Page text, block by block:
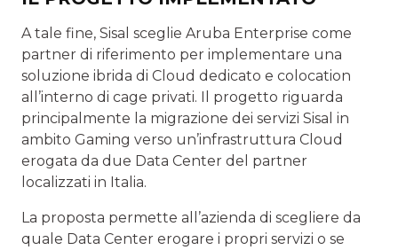
A tale fine, Sisal sceglie Aruba Enterprise come
partner di riferimento per implementare una
soluzione ibrida di Cloud dedicato e colocation
all’interno di cage privati. Il progetto riguarda
principalmente la migrazione dei servizi Sisal in
ambito Gaming verso un’infrastruttura Cloud
erogata da due Data Center del partner
localizzati in Italia.
La proposta permette all’azienda di scegliere da
quale Data Center erogare i propri servizi o se